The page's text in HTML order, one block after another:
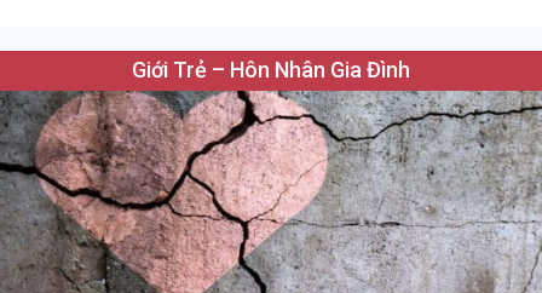
Giới Trẻ – Hôn Nhân Gia Đình